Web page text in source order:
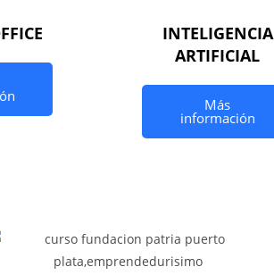
INTELIGENCIA
ARTIFICIAL
Más
información